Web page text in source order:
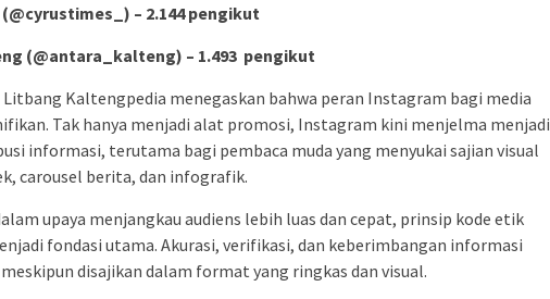
– 2.144 pengikut
(@antara_kalteng) – 1.493 pengikut
Kaltengpedia menegaskan bahwa peran Instagram bagi media
Tak hanya menjadi alat promosi, Instagram kini menjelma menjadi
informasi, terutama bagi pembaca muda yang menyukai sajian visual
carousel berita, dan infografik.
upaya menjangkau audiens lebih luas dan cepat, prinsip kode etik
fondasi utama. Akurasi, verifikasi, dan keberimbangan informasi
disajikan dalam format yang ringkas dan visual.